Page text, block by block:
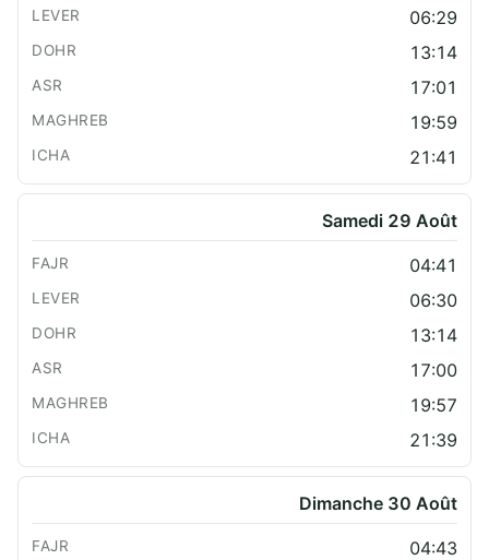
06:29
13:14
17:01
19:59
21:41
Samedi 29 Août
04:41
06:30
13:14
17:00
19:57
21:39
Dimanche 30 Août
04:43